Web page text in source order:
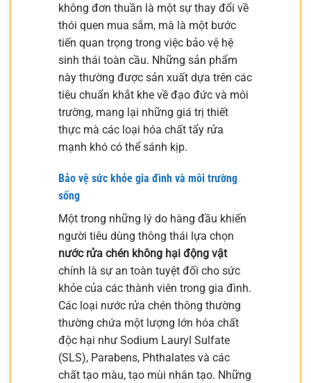
không đơn thuần là một sự thay đổi về
thói quen mua sắm, mà là một bước
tiến quan trọng trong việc bảo vệ hệ
sinh thái toàn cầu. Những sản phẩm
này thường được sản xuất dựa trên các
tiêu chuẩn khắt khe về đạo đức và môi
trường, mang lại những giá trị thiết
thực mà các loại hóa chất tẩy rửa
mạnh khó có thể sánh kịp.
Bảo vệ sức khỏe gia đình và môi trường
sống
Một trong những lý do hàng đầu khiến
người tiêu dùng thông thái lựa chọn
nước rửa chén không hại động vật
chính là sự an toàn tuyệt đối cho sức
khỏe của các thành viên trong gia đình.
Các loại nước rửa chén thông thường
thường chứa một lượng lớn hóa chất
độc hại như Sodium Lauryl Sulfate
(SLS), Parabens, Phthalates và các
chất tạo màu, tạo mùi nhân tạo. Những